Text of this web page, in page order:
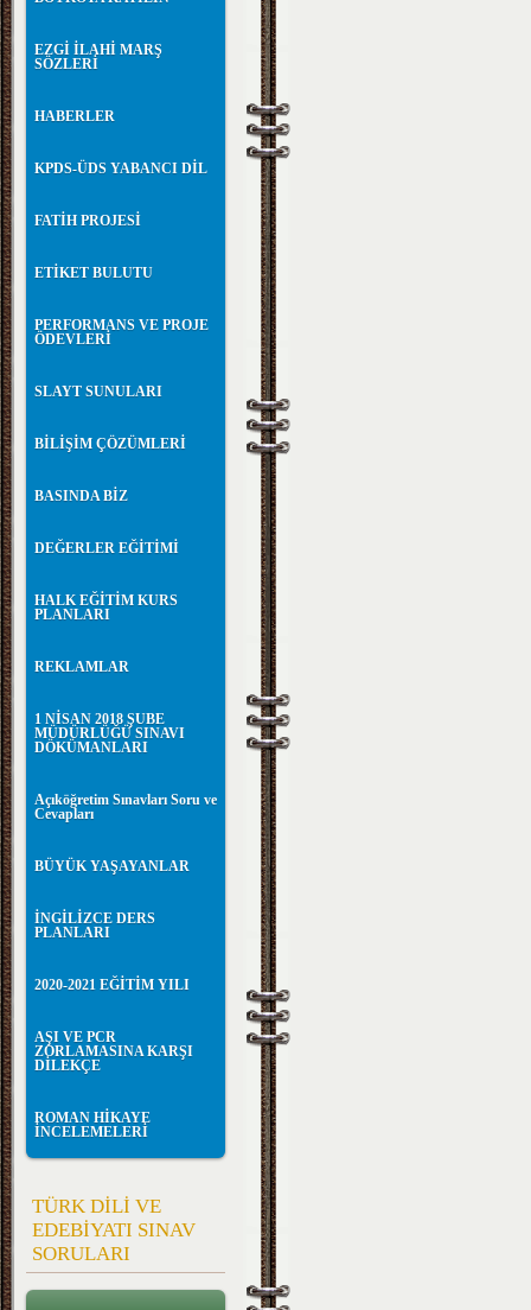
EZGİ İLAHİ MARŞ
SÖZLERİ
HABERLER
KPDS-ÜDS YABANCI DİL
FATİH PROJESİ
ETİKET BULUTU
PERFORMANS VE PROJE
ÖDEVLERİ
SLAYT SUNULARI
BİLİŞİM ÇÖZÜMLERİ
BASINDA BİZ
DEĞERLER EĞİTİMİ
HALK EĞİTİM KURS
PLANLARI
REKLAMLAR
1 NİSAN 2018 ŞUBE
MÜDÜRLÜĞÜ SINAVI
DÖKÜMANLARI
Açıköğretim Sınavları Soru ve
Cevapları
BÜYÜK YAŞAYANLAR
İNGİLİZCE DERS
PLANLARI
2020-2021 EĞİTİM YILI
AŞI VE PCR
ZORLAMASINA KARŞI
DİLEKÇE
ROMAN HİKAYE
İNCELEMELERİ
TÜRK DİLİ VE
EDEBİYATI SINAV
SORULARI